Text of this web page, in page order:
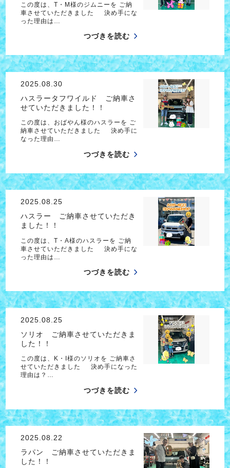
この度は、T・M様のジムニーを ご納
車させていただきました 決め手にな
った理由は…
つづきを読む
2025.08.30
ハスラータフワイルド ご納車さ
せていただきました！！
この度は、おばやん様のハスラーを ご
納車させていただきました 決め手に
なった理由…
つづきを読む
2025.08.25
ハスラー ご納車させていただき
ました！！
この度は、T・A様のハスラーを ご納
車させていただきました 決め手にな
った理由は…
つづきを読む
2025.08.25
ソリオ ご納車させていただきま
した！！
この度は、K・I様のソリオを ご納車さ
せていただきました 決め手になった
理由は？…
つづきを読む
2025.08.22
ラパン ご納車させていただきま
した！！